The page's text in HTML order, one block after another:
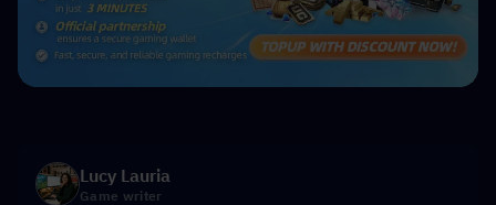
Lucy Lauria
Game writer